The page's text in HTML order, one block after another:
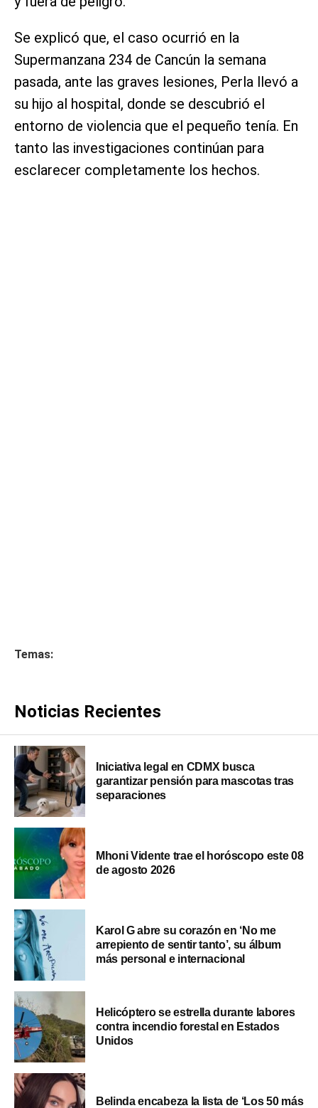
Se explicó que, el caso ocurrió en la
Supermanzana 234 de Cancún la semana
pasada, ante las graves lesiones, Perla llevó a
su hijo al hospital, donde se descubrió el
entorno de violencia que el pequeño tenía. En
tanto las investigaciones continúan para
esclarecer completamente los hechos.
Temas:
Noticias Recientes
Iniciativa legal en CDMX busca
garantizar pensión para mascotas tras
separaciones
Mhoni Vidente trae el horóscopo este 08
de agosto 2026
Karol G abre su corazón en ‘No me
arrepiento de sentir tanto’, su álbum
más personal e internacional
Helicóptero se estrella durante labores
contra incendio forestal en Estados
Unidos
Belinda encabeza la lista de ‘Los 50 más